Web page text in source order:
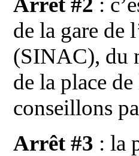
de la gare de
(SINAC), du
de la place
conseillons
Arrêt #3 : la